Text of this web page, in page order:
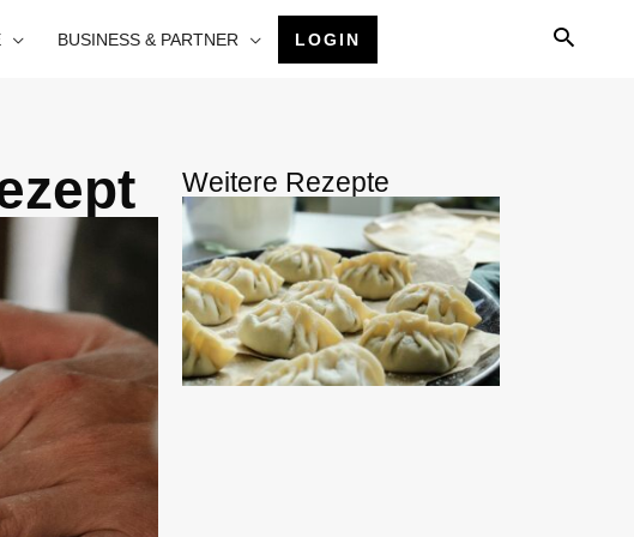
BUSINESS & PARTNER LOGIN
Weitere Rezepte